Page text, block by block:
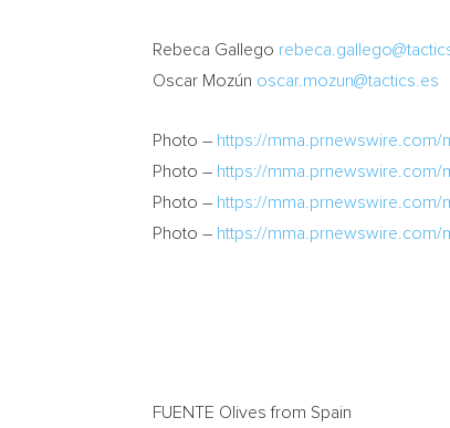
Rebeca Gallego
Oscar Mozún oscar.mozun@tactics.es
Photo – https://
Photo – https://
Photo – https://mma.prnewswire.com/
Photo – https://
FUENTE Olives from Spain